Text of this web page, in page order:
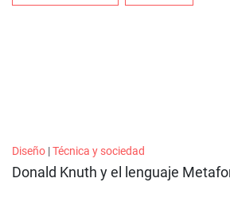
Diseño |Técnica y sociedad
Donald Knuth y el lenguaje